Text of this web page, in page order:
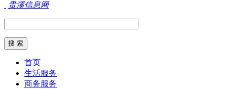
贵溪信息网
首页
生活服务
商务服务